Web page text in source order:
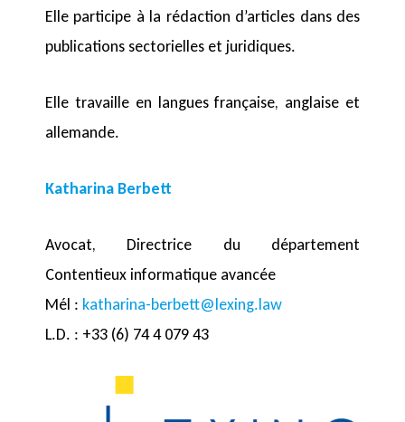
Elle participe à la rédaction d’articles dans des
publications sectorielles et juridiques.
Elle travaille en langues française, anglaise et
allemande.
Katharina Berbett
Avocat, Directrice du département
Contentieux informatique avancée
Mél : katharina-berbett@lexing.law
L.D. : +33 (6) 74 4 079 43